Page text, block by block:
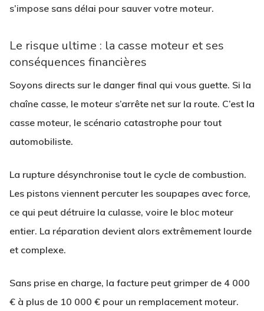
s’impose sans délai pour sauver votre moteur.
Le risque ultime : la casse moteur et ses
conséquences financières
Soyons directs sur le danger final qui vous guette. Si la
chaîne casse, le moteur s’arrête net sur la route. C’est la
casse moteur, le scénario catastrophe pour tout
automobiliste.
La rupture désynchronise tout le cycle de combustion.
Les pistons viennent percuter les soupapes avec force,
ce qui peut détruire la culasse, voire le bloc moteur
entier. La réparation devient alors extrêmement lourde
et complexe.
Sans prise en charge, la facture peut grimper de 4 000
€ à plus de 10 000 € pour un remplacement moteur.